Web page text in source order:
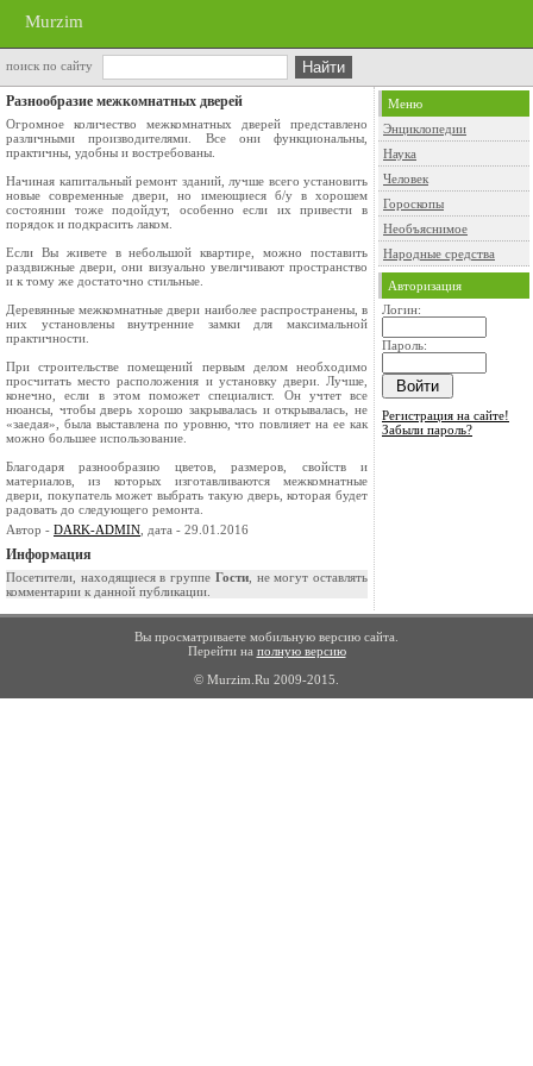
Murzim
поиск по сайту
Разнообразие межкомнатных дверей
Огромное количество межкомнатных дверей представлено
различными производителями. Все они функциональны,
практичны, удобны и востребованы.
Начиная капитальный ремонт зданий, лучше всего установить
новые современные двери, но имеющиеся б/у в хорошем
состоянии тоже подойдут, особенно если их привести в
порядок и подкрасить лаком.
Если Вы живете в небольшой квартире, можно поставить
раздвижные двери, они визуально увеличивают пространство
и к тому же достаточно стильные.
Деревянные межкомнатные двери наиболее распространены, в
них установлены внутренние замки для максимальной
практичности.
При строительстве помещений первым делом необходимо
просчитать место расположения и установку двери. Лучше,
конечно, если в этом поможет специалист. Он учтет все
нюансы, чтобы дверь хорошо закрывалась и открывалась, не
«заедая», была выставлена по уровню, что повлияет на ее как
можно большее использование.
Благодаря разнообразию цветов, размеров, свойств и
материалов, из которых изготавливаются межкомнатные
двери, покупатель может выбрать такую дверь, которая будет
радовать до следующего ремонта.
Автор - DARK-ADMIN , дата - 29.01.2016
Информация
Посетители, находящиеся в группе Гости, не могут оставлять
комментарии к данной публикации.
Меню
Энциклопедии
Наука
Человек
Гороскопы
Необъяснимое
Народные средства
Авторизация
Логин:
Пароль:
Регистрация на сайте!
Забыли пароль?
Вы просматриваете мобильную версию сайта.
Перейти на полную версию
© Murzim.Ru 2009-2015.